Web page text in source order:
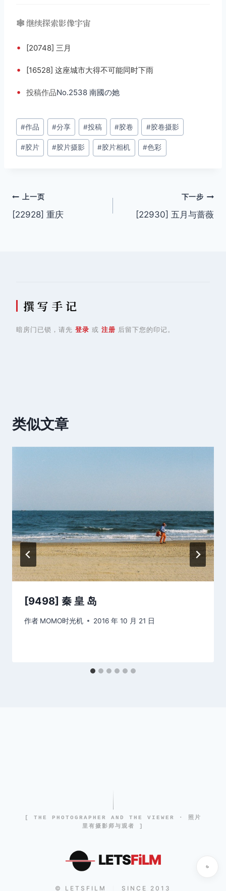
🕸️ 继续探索影像宇宙
• [20748] 三月
• [16528] 这座城市大得不可能同时下雨
• 投稿作品No.2538 南國の她
文
章
标
#作品 #分享 #投稿 #胶卷 #胶卷摄影
#胶片 #胶片摄影 #胶片相机 #色彩
文
章
上一页
[22928] 重庆
下一步
[22930] 五月与蔷薇
撰 写 手 记
暗房门已锁，请先 登录 或 注册 后留下您的印记。
类似文章
[9498] 秦 皇 岛
作者 MOMO时光机 2016 年 10 月 21 日
[ THE PHOTOGRAPHER AND THE VIEWER · 照片
里有摄影师与观者 ]
LETSFiLM
© LETSFILM SINCE 2013